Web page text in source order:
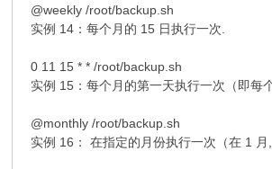
@weekly /root/backup.sh
实例 14：每个月的 15 日执行一次.
0 11 15 * * /root/backup.sh
实例 15：每个月的第一天执行一次（即每
@monthly /root/backup.sh
实例 16： 在指定的月份执行一次（在 1